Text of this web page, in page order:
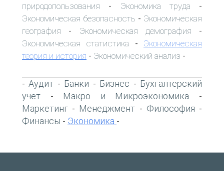
природопользования - Экономика труда -
Экономическая безопасность - Экономическая
география - Экономическая демография -
Экономическая статистика - Экономическая
теория и история - Экономический анализ -
-Аудит - Банки - Бизнес - Бухгалтерский
учет - Макро и Микроэкономика -
Маркетинг - Менеджмент - Философия -
Финансы - Экономика -